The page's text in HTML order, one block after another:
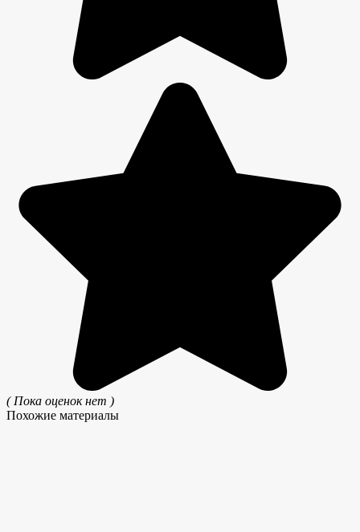
( Пока оценок нет )
Похожие материалы